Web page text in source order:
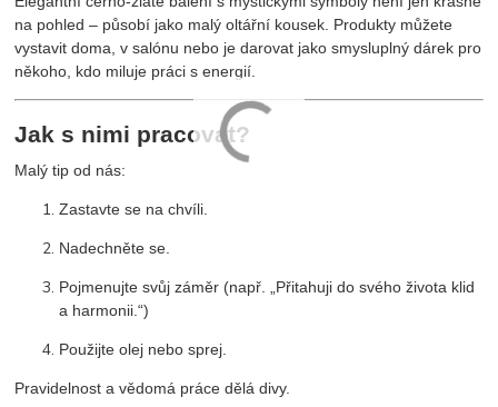
na pohled – působí jako malý oltářní kousek. Produkty můžete
vystavit doma, v salónu nebo je darovat jako smysluplný dárek pro
někoho, kdo miluje práci s energií.
Jak s nimi pracovat?
Malý tip od nás:
Zastavte se na chvíli.
Nadechněte se.
Pojmenujte svůj záměr (např. „Přitahuji do svého života klid
a harmonii.“)
Použijte olej nebo sprej.
Pravidelnost a vědomá práce dělá divy.